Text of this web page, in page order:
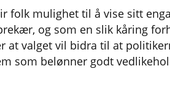
folk mulighet til å vise sitt
og som en slik kåring
at valget vil bidra til at
som belønner godt